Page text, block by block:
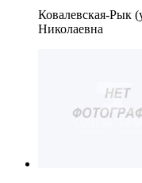
Ковалевская-Рык
Николаевна